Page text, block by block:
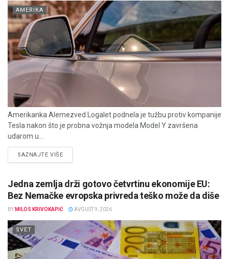
AMERIKA
Amerikanka Alemezved Logalet podnela je tužbu protiv kompanije
Tesla nakon što je probna vožnja modela Model Y završena
udarom u...
SAZNAJTE VIŠEDETAILS
Jedna zemlja drži gotovo četvrtinu ekonomije EU:
Bez Nemačke evropska privreda teško može da diše
BY MILOS KRIVOKAPIĆ AVGUST 9, 2026
SVET